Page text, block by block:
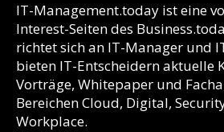
IT-Management.today ist eine
Interest-Seiten des
richtet sich an IT-Manager und
bieten IT-Entscheidern aktuelle
Vorträge, Whitepaper und
Bereichen Cloud, Digital,
Workplace.